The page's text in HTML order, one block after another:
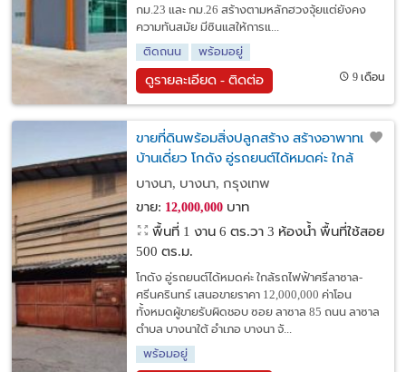
กม.23 และ กม.26 สร้างตามหลักฮวงจุ้ยแต่ยังคง
ความทันสมัย มีซินแสให้การแ...
ติดถนน
พร้อมอยู่
ดูรายละเอียด - ติดต่อ 9 เดือน
ขายที่ดินพร้อมสิ่งปลูกสร้าง สร้างอาพาทเม้น
บ้านเดี่ยว โกดัง อู่รถยนต์ได้หมดค่ะ ใกล้
รถไฟฟ้าศรีลาซาล-ศรีนครินทร์
บางนา, บางนา, กรุงเทพ
ขาย: 12,000,000บาท
พื้นที่ 1 งาน 6 ตร.วา 3 ห้องน้ำ พื้นที่ใช้สอย
500 ตร.ม.
โกดัง อู่รถยนต์ได้หมดค่ะ ใกล้รถไฟฟ้าศรีลาซาล-
ศรีนครินทร์ เสนอขายราคา 12,000,000 ค่าโอน
ทั้งหมดผู้ขายรับผิดชอบ ซอย ลาซาล 85 ถนน ลาซาล
ตำบล บางนาใต้ อำเภอ บางนา จั...
พร้อมอยู่